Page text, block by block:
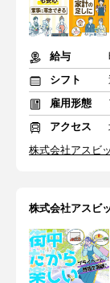
給与
シフト
雇用形態
アクセス
株式会社アスビ
株式会社アスビ